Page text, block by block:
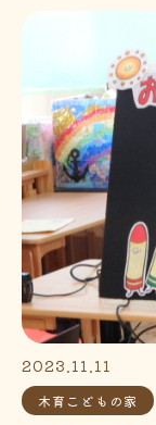
2023.11.11
木育こどもの家